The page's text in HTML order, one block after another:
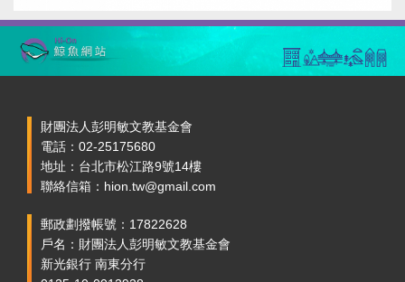
財團法人彭明敏文教基金會
電話：02-25175680
地址：台北市松江路9號14樓
聯絡信箱：hion.tw@gmail.com
郵政劃撥帳號：17822628
戶名：財團法人彭明敏文教基金會
新光銀行 南東分行